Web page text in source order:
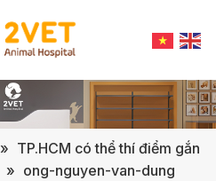
» TP.HCM có thể thí điểm gắn
» ong-nguyen-van-dung